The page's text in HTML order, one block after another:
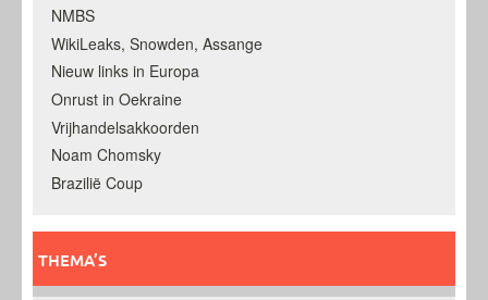
NMBS
WikiLeaks, Snowden, Assange
Nieuw links in Europa
Onrust in Oekraine
Vrijhandelsakkoorden
Noam Chomsky
Brazilië Coup
THEMA’S